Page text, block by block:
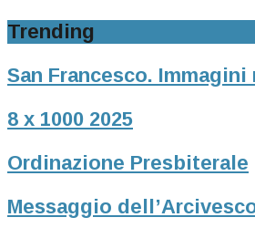
Trending
San Francesco.
8 x 1000 2025
Ordinazione Presbiterale
Messaggio